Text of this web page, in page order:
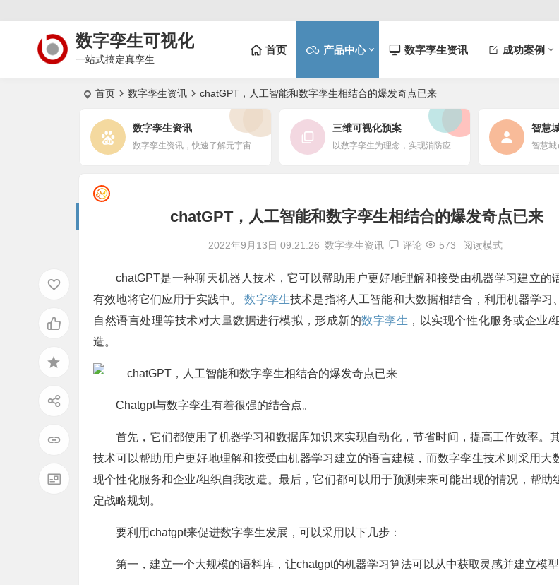
数字孪生可视化
一站式搞定真孪生
首页 产品中心 数字孪生资讯 成功案例
首页 数字孪生资讯 chatGPT，人工智能和数字孪生相结合的爆发奇点已来
数字孪生资讯
数字孪生资讯，快速了解元宇宙的最新进展
三维可视化预案
以数字孪生为理念，实现消防应急行业的可视化、智能化、众创化、一体化平台，低成本低门槛的3D沙盘、桌面推演、预案制作应用，兼具高端3D城市一张图。
智慧
智慧
chatGPT，人工智能和数字孪生相结合的爆发奇点已来
2022年9月13日 09:21:26 数字孪生资讯 评论 573 阅读模式
chatGPT是一种聊天机器人技术，它可以帮助用户更好地理解和接受由机器学习建立的
有效地将它们应用于实践中。数字孪生技术是指将人工智能和大数据相结合，利用机器学习
自然语言处理等技术对大量数据进行模拟，形成新的数字孪生 ，以实现个性化服务或企业/
造。
Chatgpt与数字孪生有着很强的结合点。
首先，它们都使用了机器学习和数据库知识来实现自动化，节省时间，提高工作效率。
技术可以帮助用户更好地理解和接受由机器学习建立的语言建模，而数字孪生技术则采用大
现个性化服务和企业/组织自我改造。最后，它们都可以用于预测未来可能出现的情况，帮助
定战略规划。
要利用chatgpt来促进数字孪生发展，可以采用以下几步：
第一，建立一个大规模的语料库，让chatgpt的机器学习算法可以从中获取灵感并建立模型